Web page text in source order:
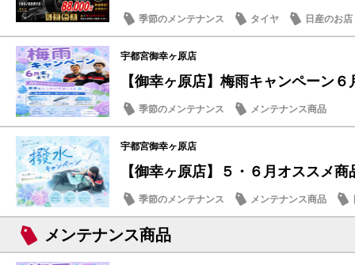
季節のメンテナンス タイヤ 日産のお店
宇都宮御幸ヶ原店
【御幸ヶ原店】梅雨キャンペーン６
季節のメンテナンス メンテナンス商品
宇都宮御幸ヶ原店
【御幸ヶ原店】５・６月オススメ商
季節のメンテナンス メンテナンス商品
メンテナンス商品